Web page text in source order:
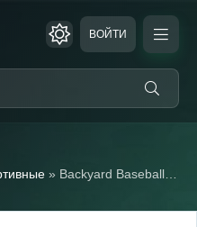
ВОЙТИ
» Backyard Baseball '97